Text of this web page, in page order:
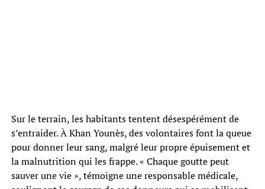
Sur le terrain, les habitants tentent désespérément de
s’entraider. À Khan Younès, des volontaires font la queue
pour donner leur sang, malgré leur propre épuisement et
la malnutrition qui les frappe. « Chaque goutte peut
sauver une vie », témoigne une responsable médicale,